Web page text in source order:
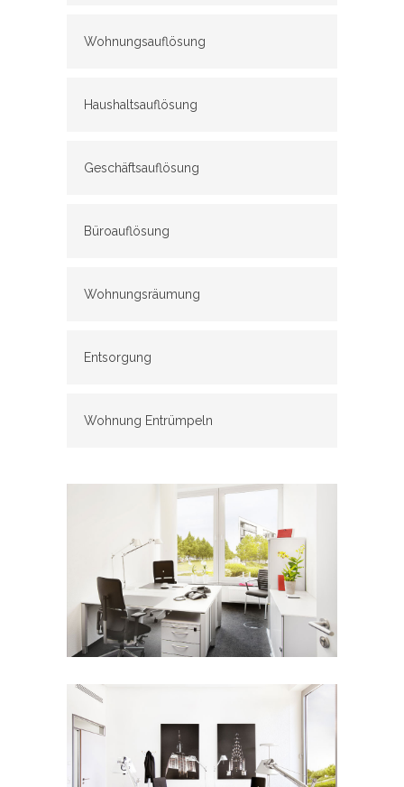
Wohnungsauflösung
Haushaltsauflösung
Geschäftsauflösung
Büroauflösung
Wohnungsräumung
Entsorgung
Wohnung Entrümpeln